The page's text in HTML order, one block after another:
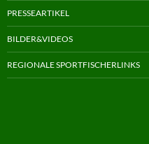
PRESSEARTIKEL
BILDER&VIDEOS
REGIONALE SPORTFISCHERLINKS